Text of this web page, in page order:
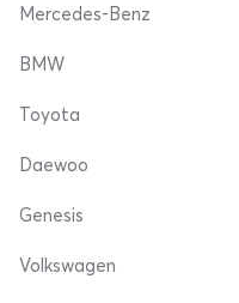
Mercedes-Benz
BMW
Toyota
Daewoo
Genesis
Volkswagen